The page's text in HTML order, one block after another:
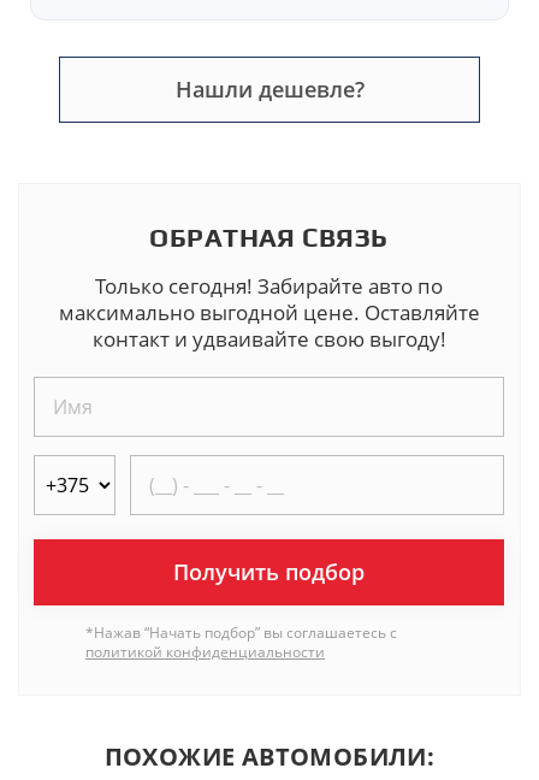
Нашли дешевле?
ОБРАТНАЯ СВЯЗЬ
Только сегодня! Забирайте авто по
максимально выгодной цене. Оставляйте
контакт и удваивайте свою выгоду!
Получить подбор
*Нажав “Начать подбор” вы соглашаетесь с
политикой конфиденциальности
ПОХОЖИЕ АВТОМОБИЛИ: